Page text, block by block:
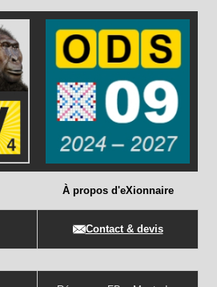
À propos d'eXionnaire
Contact & devis